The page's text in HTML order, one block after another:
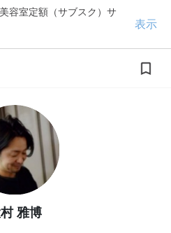
容室定額（サブスク）サ
表示
雅博